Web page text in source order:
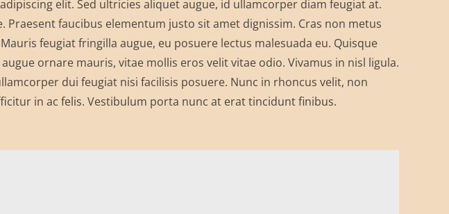
elit. Sed ultricies aliquet augue, id ullamcorper diam feugiat at.
faucibus elementum justo sit amet dignissim. Cras non metus
feugiat fringilla augue, eu posuere lectus malesuada eu. Quisque
ornare mauris, vitae mollis eros velit vitae odio. Vivamus in nisl ligula.
dui feugiat nisi facilisis posuere. Nunc in rhoncus velit, non
in ac felis. Vestibulum porta nunc at erat tincidunt finibus.